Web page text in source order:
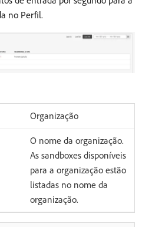
no Perfil.
Organização
O nome da organização.
As sandboxes disponíveis
para a organização estão
listadas no nome da
organização.